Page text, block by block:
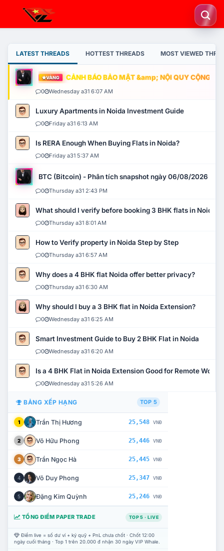
LATEST THREADS HOTTEST THREADS MOST VIEWED
VÀNG CẢNH BÁO BẢO MẬT &amp; NỘI QUY CỘNG
0 Wednesday a31 6:07 AM
Luxury Apartments in Noida Investment Guide
0 Friday a31 6:13 AM
Is RERA Enough When Buying Flats in Noida?
0 Friday a31 5:37 AM
BTC (Bitcoin) - Phân tích snapshot ngày 06/08/2026
0 Thursday a31 2:43 PM
What should I verify before booking 3 BHK flats in Noida?
0 Thursday a31 8:01 AM
How to Verify property in Noida Step by Step
0 Thursday a31 6:57 AM
Why does a 4 BHK flat Noida offer better privacy?
0 Thursday a31 6:30 AM
Why should I buy a 3 BHK flat in Noida Extension?
0 Wednesday a31 6:25 AM
Smart Investment Guide to Buy 2 BHK Flat in Noida
0 Wednesday a31 6:20 AM
Is a 4 BHK Flat in Noida Extension Good for Remote Work?
0 Wednesday a31 5:26 AM
BẢNG XẾP HẠNG TOP 5
1 Trần Thị Hương 25,548 VNĐ
2 Võ Hữu Phong 25,446 VNĐ
3 Trần Ngọc Hà 25,445 VNĐ
4 Võ Duy Phong 25,347 VNĐ
5 Đặng Kim Quỳnh 25,246 VNĐ
TỔNG ĐIỂM PAPER TRADE TOP 5 · LIVE
Điểm live = số dư ví + ký quỹ + PnL chưa chốt · Chốt 12:00
ngày cuối tháng · Top 1 trên 20.000 đ nhận 30 ngày VIP Whale.